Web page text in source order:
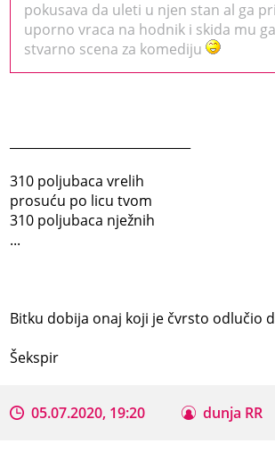
pokusava da uleti u njen stan al ga
uporno vraca na hodnik i skida mu
stvarno scena za komediju
310 poljubaca vrelih
prosuću po licu tvom
310 poljubaca nježnih
...
Bitku dobija onaj koji je čvrsto odlučio
Šekspir
05.07.2020, 19:20 dunja RR